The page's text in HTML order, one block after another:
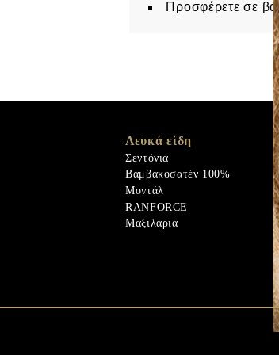
Προσφέρετε σε
Λευκά είδη
Σεντόνια
Βαμβακοσατέν 100%
Μοντάλ
RANFORCE
Μαξιλάρια